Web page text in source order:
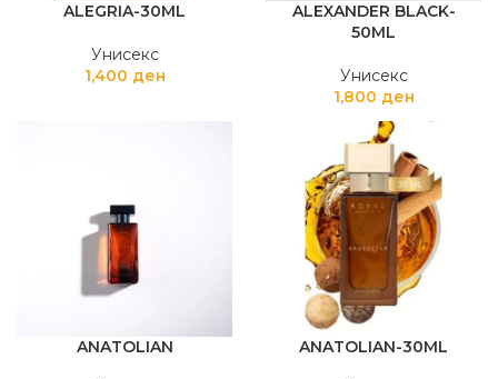
ALEGRIA-30ML
Унисекс
1,400 ден
ALEXANDER BLACK-
50ML
Унисекс
1,800 ден
ANATOLIAN ANATOLIAN-30ML